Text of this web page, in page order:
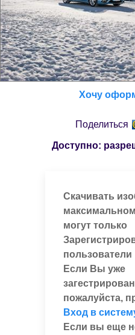
Хочу
Поделиться
Доступно:
Скачивать
могут только
пользователи
Если Вы уже
пожалуйста,
Вход в
Если вы еще